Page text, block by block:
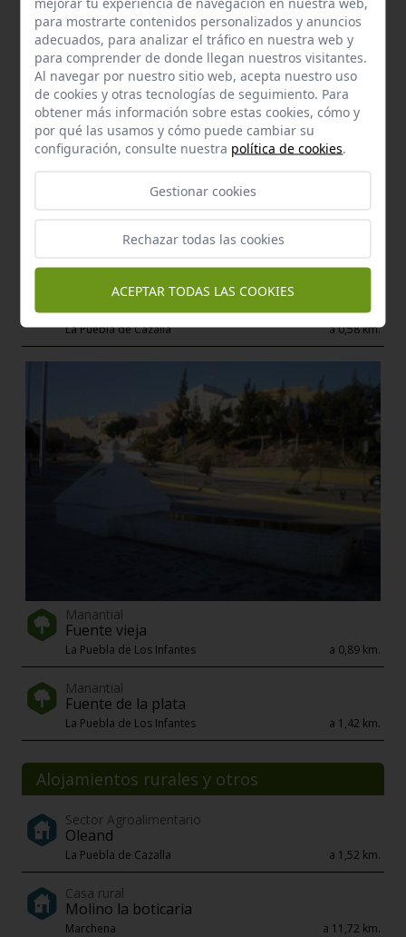
Fuente del conejo
a 0,32 km.
Bien de Interés Cultural
Iglesia de nuestra señora de las virtudes
La Puebla de Cazalla a 0,58 km.
Manantial
Fuente vieja
La Puebla de Los Infantes a 0,89 km.
Manantial
Fuente de la plata
La Puebla de Los Infantes a 1,42 km.
Alojamientos rurales y otros
Sector Agroalimentario
Oleand
La Puebla de Cazalla a 1,52 km.
Casa rural
Molino la boticaria
Marchena a 11,72 km.
para mostrarte contenidos personalizados y anuncios
adecuados, para analizar el tráfico en nuestra web y
para comprender de donde llegan nuestros visitantes.
Al navegar por nuestro sitio web, acepta nuestro uso
de cookies y otras tecnologías de seguimiento. Para
obtener más información sobre estas cookies, cómo y
por qué las usamos y cómo puede cambiar su
configuración, consulte nuestra política de cookies.
Gestionar cookies
Rechazar todas las cookies
ACEPTAR TODAS LAS COOKIES